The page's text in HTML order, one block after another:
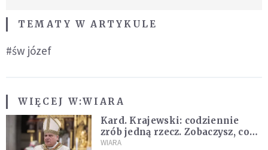
TEMATY W ARTYKULE
#św józef
WIĘCEJ W:WIARA
Kard. Krajewski: codziennie
zrób jedną rzecz. Zobaczysz, co
stanie się z twoim życiem
WIARA